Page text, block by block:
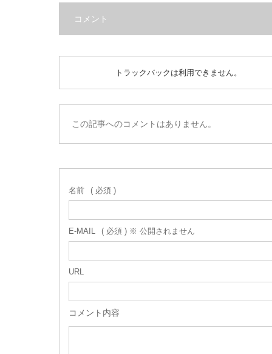
コメント
トラックバックは利用できません。
この記事へのコメントはありません。
名前 ( 必須 )
E-MAIL ( 必須 ) ※ 公開されません
URL
コメント内容